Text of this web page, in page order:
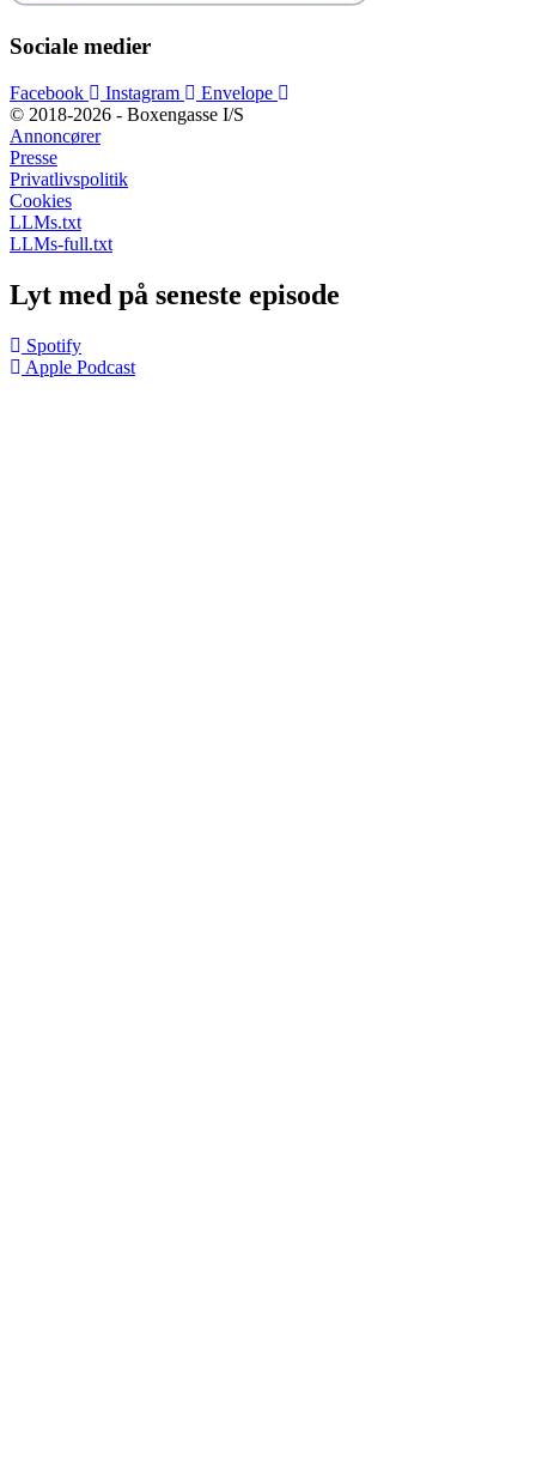
Sociale medier
Facebook Instagram
Envelope
© 2018-2026 - Boxengasse I/S
Annoncører
Presse
Privatlivspolitik
Cookies
LLMs.txt
LLMs-full.txt
Lyt med på seneste episode
Spotify
Apple Podcast